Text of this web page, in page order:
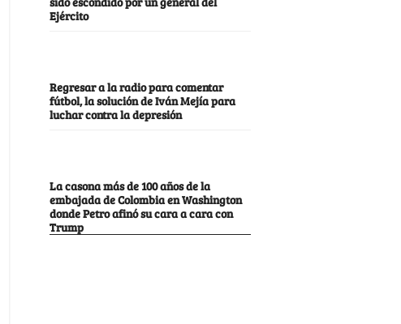
Ejército
Regresar a la radio para comentar
fútbol, la solución de Iván Mejía para
luchar contra la depresión
La casona más de 100 años de la
embajada de Colombia en Washington
donde Petro afinó su cara a cara con
Trump